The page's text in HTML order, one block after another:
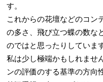
す。
これからの花壇などのコン
の多さ、飛び立つ蝶の数な
のではと思ったりしていま
私は少し極端かもしれませ
ンの評価のする基準の方向